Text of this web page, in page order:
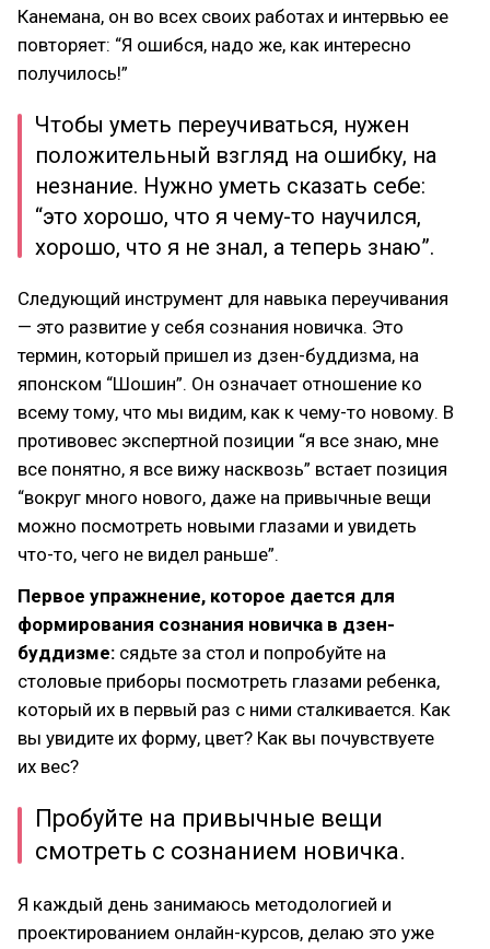
Канемана, он во всех своих работах и интервью ее
повторяет: “Я ошибся, надо же, как интересно
получилось!”
Чтобы уметь переучиваться, нужен
положительный взгляд на ошибку, на
незнание. Нужно уметь сказать себе:
“это хорошо, что я чему-то научился,
хорошо, что я не знал, а теперь знаю”.
Следующий инструмент для навыка переучивания
— это развитие у себя сознания новичка. Это
термин, который пришел из дзен-буддизма, на
японском “Шошин”. Он означает отношение ко
всему тому, что мы видим, как к чему-то новому. В
противовес экспертной позиции “я все знаю, мне
все понятно, я все вижу насквозь” встает позиция
“вокруг много нового, даже на привычные вещи
можно посмотреть новыми глазами и увидеть
что-то, чего не видел раньше”.
Первое упражнение, которое дается для
формирования сознания новичка в дзен-
буддизме: сядьте за стол и попробуйте на
столовые приборы посмотреть глазами ребенка,
который их в первый раз с ними сталкивается. Как
вы увидите их форму, цвет? Как вы почувствуете
их вес?
Пробуйте на привычные вещи
смотреть с сознанием новичка.
Я каждый день занимаюсь методологией и
проектированием онлайн-курсов, делаю это уже